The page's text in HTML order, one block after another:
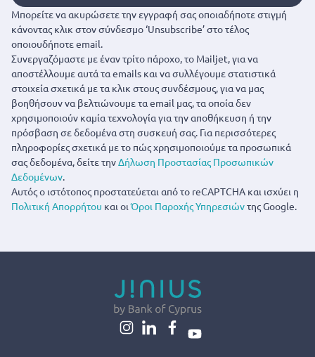
Μπορείτε να ακυρώσετε την εγγραφή σας οποιαδήποτε στιγμή
κάνοντας κλικ στον σύνδεσμο ‘Unsubscribe’ στο τέλος
οποιουδήποτε email.
Συνεργαζόμαστε με έναν τρίτο πάροχο, το Mailjet, για να
αποστέλλουμε αυτά τα emails και να συλλέγουμε στατιστικά
στοιχεία σχετικά με τα κλικ στους συνδέσμους, για να μας
βοηθήσουν να βελτιώνουμε τα email μας, τα οποία δεν
χρησιμοποιούν καμία τεχνολογία για την αποθήκευση ή την
πρόσβαση σε δεδομένα στη συσκευή σας. Για περισσότερες
πληροφορίες σχετικά με το πώς χρησιμοποιούμε τα προσωπικά
σας δεδομένα, δείτε τηνΔήλωση Προστασίας Προσωπικών
Δεδομένων.
Αυτός ο ιστότοπος προστατεύεται από το reCAPTCHA και ισχύει η
Πολιτική Απορρήτου και οιΌροι Παροχής Υπηρεσιώντης Google.